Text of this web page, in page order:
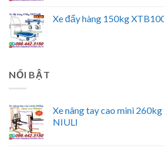
Xe đẩy hàng 150kg
NỔI BẬT
Xe nâng tay cao mini
NIULI